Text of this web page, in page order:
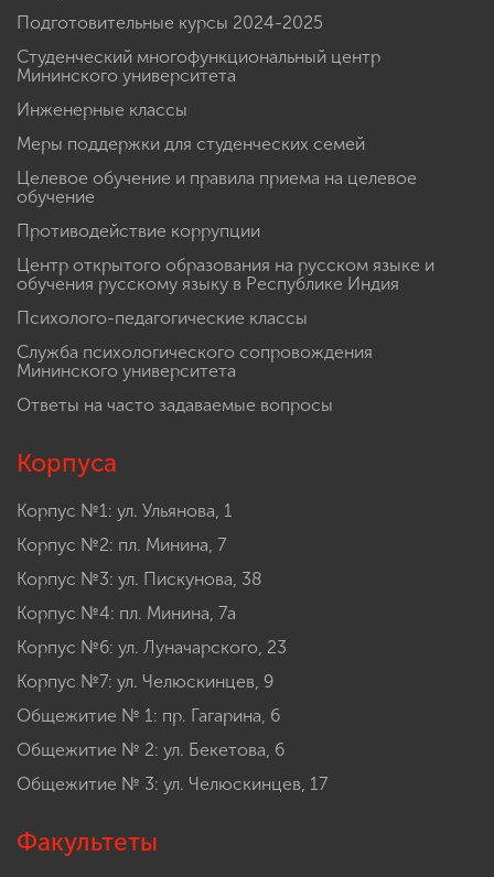
Подготовительные курсы 2024-2025
Студенческий многофункциональный центр
Мининского университета
Инженерные классы
Меры поддержки для студенческих семей
Целевое обучение и правила приема на целевое
обучение
Противодействие коррупции
Центр открытого образования на русском языке и
обучения русскому языку в Республике Индия
Психолого-педагогические классы
Служба психологического сопровождения
Мининского университета
Ответы на часто задаваемые вопросы
Корпуса
Корпус №1: ул. Ульянова, 1
Корпус №2: пл. Минина, 7
Корпус №3: ул. Пискунова, 38
Корпус №4: пл. Минина, 7а
Корпус №6: ул. Луначарского, 23
Корпус №7: ул. Челюскинцев, 9
Общежитие № 1: пр. Гагарина, 6
Общежитие № 2: ул. Бекетова, 6
Общежитие № 3: ул. Челюскинцев, 17
Факультеты